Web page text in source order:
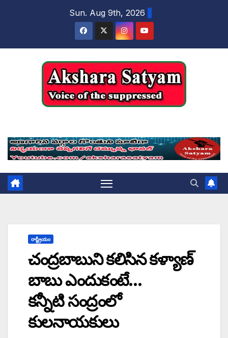
Sun. Aug 9th, 2026
రాష్ట్రీయం
చంద్రబాబుని కలిసిన కళ్యాణ్
బాబు ఎందుకంటే…
కన్నీటి సంద్రంలో
కులనాయకులు